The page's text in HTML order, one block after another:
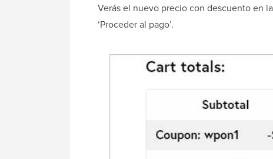
Verás el nuevo precio con descuento en
‘Proceder al pago’.